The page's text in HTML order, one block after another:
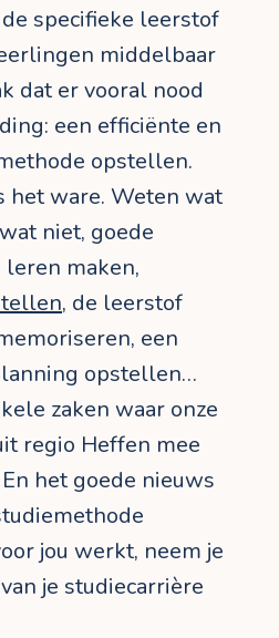
specifieke leerstof
middelbaar
dat er vooral nood
een efficiënte en
opstellen.
het ware. Weten wat
niet, goede
maken,
, de leerstof
een
opstellen…
zaken waar onze
regio Heffen mee
het goede nieuws
jou werkt, neem je
je studiecarrière